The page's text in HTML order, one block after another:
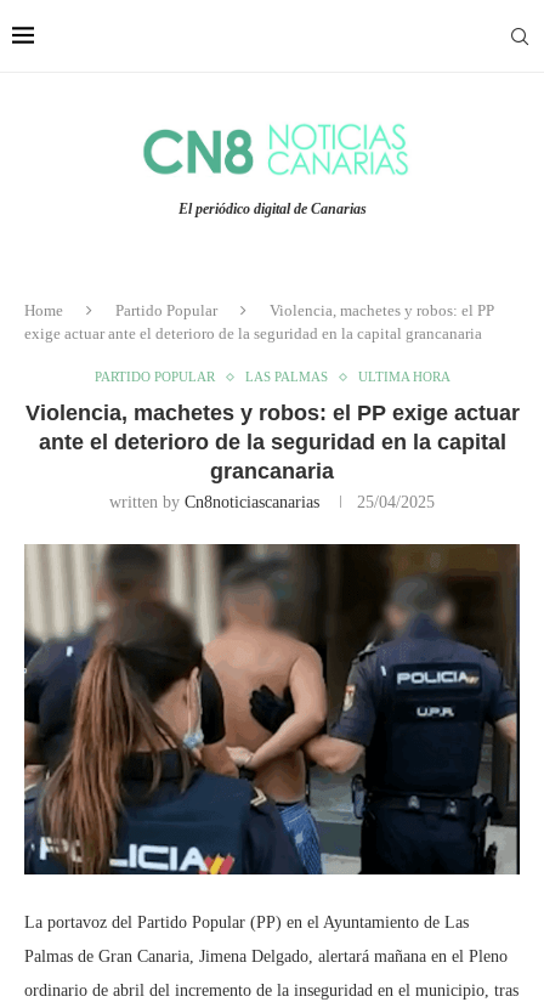
El periódico digital de Canarias
Home Partido Popular
Violencia, machetes y robos: el PP
exige actuar ante el deterioro de la seguridad en la capital grancanaria
PARTIDO POPULAR LAS PALMAS ULTIMA HORA
Violencia, machetes y robos: el PP exige actuar
ante el deterioro de la seguridad en la capital
grancanaria
written by Cn8noticiascanarias 25/04/2025
La portavoz del Partido Popular (PP) en el Ayuntamiento de Las
Palmas de Gran Canaria, Jimena Delgado, alertará mañana en el Pleno
ordinario de abril del incremento de la inseguridad en el municipio, tras